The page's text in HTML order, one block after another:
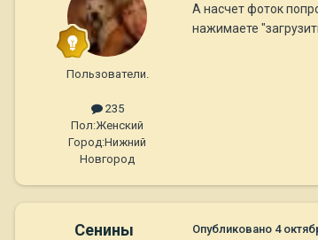
Пользователи.
235
Пол:Женский
Город:Нижний
Новгород
А насчет фоток
нажимаете
Сенины Опубликовано 4